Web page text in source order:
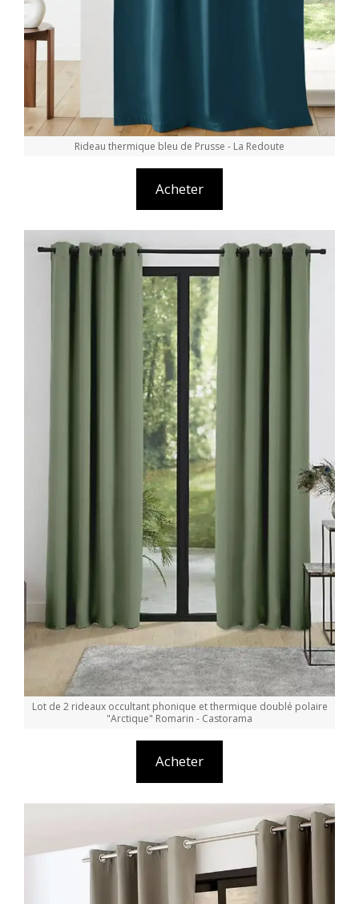
Rideau thermique bleu de Prusse - La Redoute
Acheter
Lot de 2 rideaux occultant phonique et thermique doublé polaire
"Arctique" Romarin - Castorama
Acheter